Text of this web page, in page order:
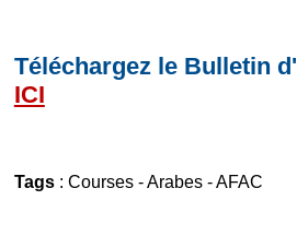
Téléchargez le Bulletin
ICI
Tags: Courses-Arabes-AFAC